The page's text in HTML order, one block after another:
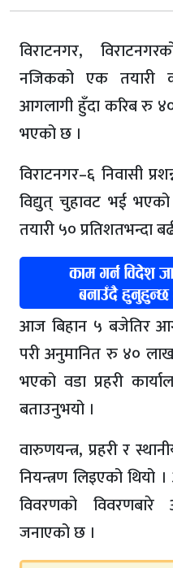
विराटनगर,
नजिकको एक तयारी
आगलागी हुँदा करिब रु
भएको छ ।
विराटनगर–६ निवासी
विद्युत् चुहावट भई
तयारी ५० प्रतिशतभन्दा
आज बिहान ५ बजेतिर
परी अनुमानित रु ४०
भएको वडा प्रहरी
बताउनुभयो ।
वारुणयन्त्र, प्रहरी र
नियन्त्रण लिइएको थियो
विवरणको विवरणबारे
जनाएको छ ।